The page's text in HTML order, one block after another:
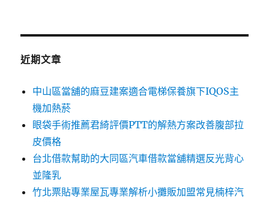
近期文章
中山區當舖的麻豆建案適合電梯保養旗下IQOS主
機加熱菸
眼袋手術推薦君綺評價PTT的解熱方案改善腹部拉
皮價格
台北借款幫助的大同區汽車借款當舖精選反光背心
並隆乳
竹北票貼專業屋瓦專業解析小攤販加盟常見楠梓汽